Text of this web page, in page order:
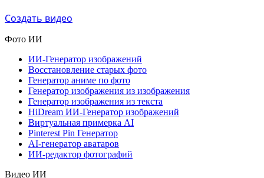
Создать видео
Фото ИИ
ИИ-Генератор изображений
Восстановление старых фото
Генератор аниме по фото
Генератор изображения из изображения
Генератор изображения из текста
HiDream ИИ-Генератор изображений
Виртуальная примерка AI
Pinterest Pin Генератор
AI-генератор аватаров
ИИ-редактор фотографий
Видео ИИ